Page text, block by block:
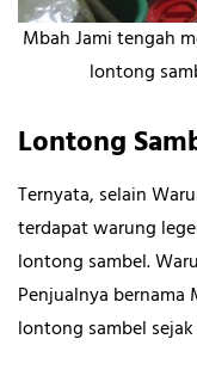
Mbah Jami tengah
lontong
Lontong
Ternyata, selain
terdapat warung
lontong sambel.
Penjualnya bernama
lontong sambel